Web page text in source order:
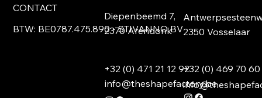
CONTACT
BTW: BE0787.475.890 - STIVANNO BV
Diepenbeemd 7,
2370 Arendonk
+32 (0) 471 21 12 92
info@theshapefactory.be
2350 Vosselaar
+32 (0) 469 70